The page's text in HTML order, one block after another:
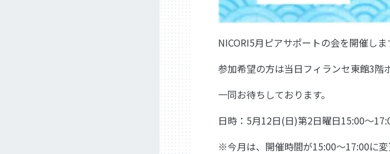
NICORI5月ピアサポートの会を開催しま
参加希望の方は当日フィランセ東館3
一同お待ちしております。
日時：5月12日(日)第2日曜日15:00～
※今月は、開催時間が15:00～17:00に変